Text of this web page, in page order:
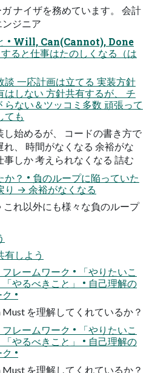
ナイザを務めています。 会計
ジニア
• Will, Can(Cannot), Done
ると仕事はたのしくなる（は
⼀応計画は⽴てる 実装⽅針
はしない ⽅針共有するが、 チ
らない＆ツッコミ多数 頑張って
ても
し始めるが、 コードの書き⽅で
、 時間がなくなる 余裕がな
事しか 考えられなくなる 詰む
？ • 負のループに陥っていた
り → 余裕がなくなる
れ以外にも様々な負のループ
しよう
ームワーク • 「やりたいこ
やるべきこと」 • ⾃⼰理解の
•
を理解してくれているか？
ームワーク • 「やりたいこ
やるべきこと」 • ⾃⼰理解の
•
を理解してくれているか？